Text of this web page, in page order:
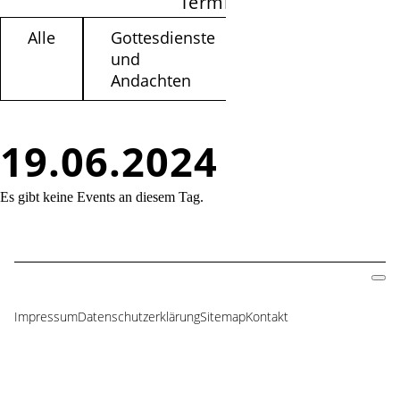
19.06.2024
Alle
Gottesdienste
und
Andachten
Es gibt keine Events an diesem Tag.
Navigation
ImpressumDatenschutzerklärungSitemapKontakt